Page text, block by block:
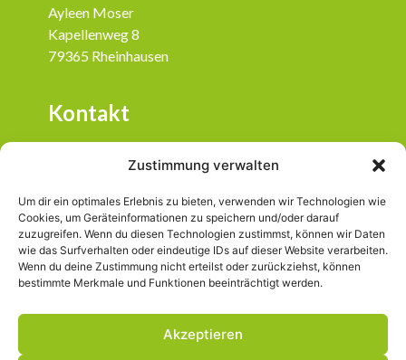
Zustimmung verwalten
Um dir ein optimales Erlebnis zu bieten, verwenden wir Technologien wie
Cookies, um Geräteinformationen zu speichern und/oder darauf
zuzugreifen. Wenn du diesen Technologien zustimmst, können wir Daten
wie das Surfverhalten oder eindeutige IDs auf dieser Website verarbeiten.
Wenn du deine Zustimmung nicht erteilst oder zurückziehst, können
bestimmte Merkmale und Funktionen beeinträchtigt werden.
Akzeptieren
Ayleen Moser
Kapellenweg 8
79365 Rheinhausen
Kontakt
07643 / 933 28 22
info@mosteria.de
Social Media
mosteria.badischgut